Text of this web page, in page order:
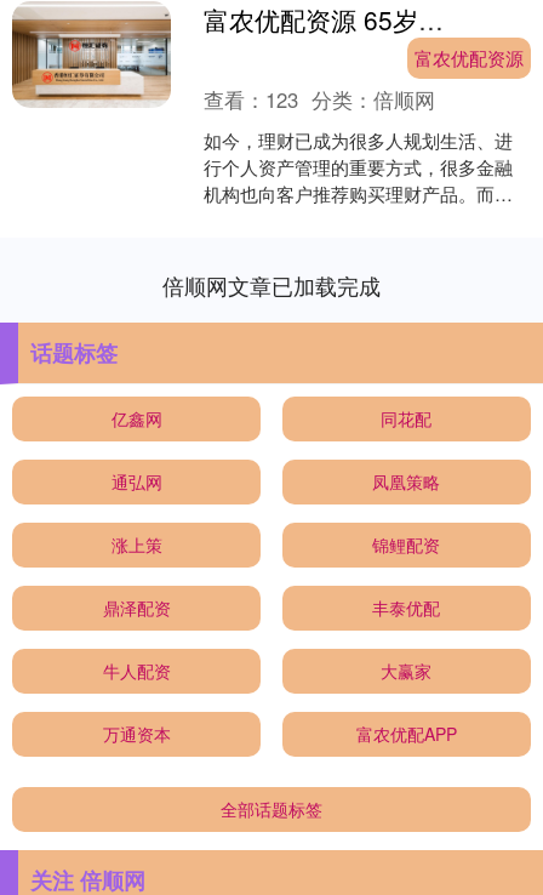
富农优配资源 65岁老人120万元买基金，亏了70多万元！法院：银行承担70%赔偿责任
富农优配资源
查看： 123 分类：倍顺网
如今，理财已成为很多人规划生活、进
行个人资产管理的重要方式，很多金融
机构也向客户推荐购买理财产品。而理
倍顺网文章已加载完成
话题标签
亿鑫网 同花配
通弘网 凤凰策略
涨上策 锦鲤配资
鼎泽配资 丰泰优配
牛人配资 大赢家
万通资本 富农优配APP
全部话题标签
关注 倍顺网